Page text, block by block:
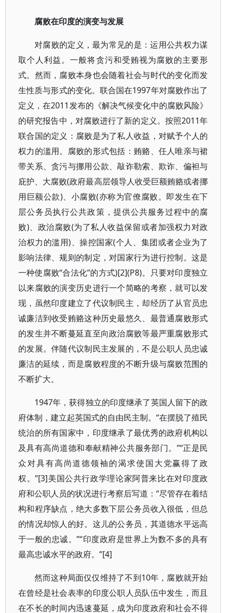
腐败在印度的演变与发展
对腐败的定义，最为常见的是：运用公共权力谋
取个人利益。一般将贪污和受贿视为腐败的主要形
式。然而，腐败本身也会随着社会与时代的变化而发
生性质与形式的变化。联合国在1997年对腐败作出了
定义，在2011发布的《解决气候变化中的腐败风险》
的研究报告中，对腐败进行了新的定义。按照2011年
联合国的定义：腐败是为了私人收益，对赋予个人的
权力的滥用。腐败的形式包括：贿赂、任人唯亲与裙
带关系、贪污与挪用公款、敲诈勒索、欺诈、偏袒与
庇护、大腐败(政府最高层领导人收受巨额贿赂或者挪
用巨额公款)、小腐败(亦称为官僚腐败。即发生在下
层公务员执行公共政策，提供公共服务过程中的腐
败)、政治腐败(为了私人收益保留或者加强权力对政
治权力的滥用)、操控国家(个人、集团或者企业为了
影响法律、规则的制定，对国家行为进行控制。这是
一种使腐败“合法化”的方式)[2](P8)。只要对印度独立
以来腐败的演变历史进行一个简略的考察，就可以发
现，虽然印度建立了代议制民主，却经历了从官员忠
诚廉洁到收受贿赂这种历史最悠久、最普通腐败形式
的发生并不断蔓延直至向政治腐败等最严重腐败形式
的发展。伴随代议制民主发展的，不是公职人员忠诚
廉洁的延续，而是腐败程度的不断升级与腐败范围的
不断扩大。
1947年，获得独立的印度继承了英国人留下的政
府体制，建立起英国式的自由民主制。“在摆脱了殖民
统治的所有国家中，印度继承了最优秀的政府机构以
及具有高尚道德和奉献精神公共服务部门。”“正是民
众对具有高尚道德领袖的渴求使国大党赢得了政
权。”[3]美国公共行政学理论家阿普来比在对印度政
府和公职人员的状况进行考察后写道：“尽管存在着结
构和程序缺点，绝大多数下层公务员收入很低，但总
的情况却惊人的好。这儿的公务员，其道德水平远高
于一般的忠诚。”“印度政府是世界上为数不多的具有
最高忠诚水平的政府。”[4]
然而这种局面仅仅维持了不到10年，腐败就开始
在曾经是社会表率的印度公职人员队伍中发生，而且
在不长的时间内迅速蔓延，成为印度政府和社会不得